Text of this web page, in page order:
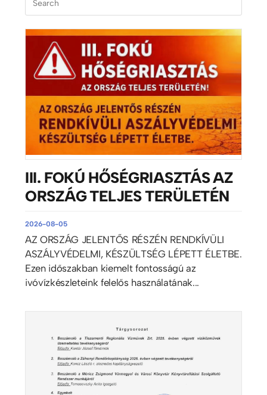
III. FOKÚ HŐSÉGRIASZTÁS AZ
ORSZÁG TELJES TERÜLETÉN
2026-08-05
AZ ORSZÁG JELENTŐS RÉSZÉN RENDKÍVÜLI
ASZÁLYVÉDELMI, KÉSZÜLTSÉG LÉPETT ÉLETBE.
Ezen időszakban kiemelt fontosságú az
ivóvízkészleteink felelős használatának...